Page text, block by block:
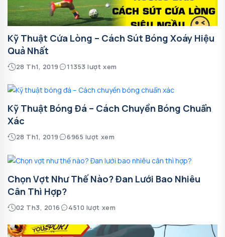
Kỹ Thuật Cứa Lòng – Cách Sút Bóng Xoáy Hiệu
Quả Nhất
28 Th1, 2019 11353 lượt xem
Kỹ Thuật Bóng Đá – Cách Chuyền Bóng Chuẩn
Xác
28 Th1, 2019 6965 lượt xem
Chọn Vợt Như Thế Nào? Đan Lưới Bao Nhiêu
Cân Thì Hợp?
02 Th3, 2016 4510 lượt xem